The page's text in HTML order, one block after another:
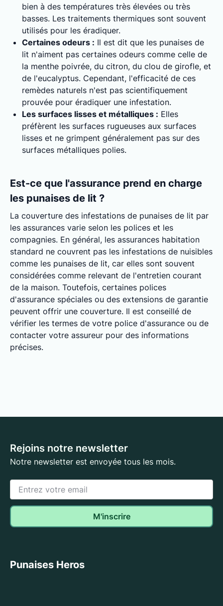
bien à des températures très élevées ou très
basses. Les traitements thermiques sont souvent
utilisés pour les éradiquer.
Certaines odeurs : Il est dit que les punaises de
lit n'aiment pas certaines odeurs comme celle de
la menthe poivrée, du citron, du clou de girofle, et
de l'eucalyptus. Cependant, l'efficacité de ces
remèdes naturels n'est pas scientifiquement
prouvée pour éradiquer une infestation.
Les surfaces lisses et métalliques : Elles
préfèrent les surfaces rugueuses aux surfaces
lisses et ne grimpent généralement pas sur des
surfaces métalliques polies.
Est-ce que l'assurance prend en charge
les punaises de lit ?
La couverture des infestations de punaises de lit par
les assurances varie selon les polices et les
compagnies. En général, les assurances habitation
standard ne couvrent pas les infestations de nuisibles
comme les punaises de lit, car elles sont souvent
considérées comme relevant de l'entretien courant
de la maison. Toutefois, certaines polices
d'assurance spéciales ou des extensions de garantie
peuvent offrir une couverture. Il est conseillé de
vérifier les termes de votre police d'assurance ou de
contacter votre assureur pour des informations
précises.
Rejoins notre newsletter
Notre newsletter est envoyée tous les mois.
Punaises Heros